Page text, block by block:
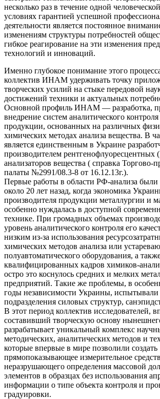
несколько раз в течение одной
условиях гарантией успешной
деятельности является постоянное
изменениям структуры потребностей
гибкое реагирование на эти изменения
технологий и инноваций.
Именно глубокое понимание этого
коллектив ИНАМ удерживать точку
творческих усилий на стыке передовой
достижений техники и актуальных
Основной профиль ИНАМ — разработка,
внедрение систем аналитического
продукции, основанных на различных
химических методах анализа вещества. В
является единственным в Украине
производителем
анализаторов вещества ( справка
палаты №2991/08.3-8 от 16.12.13г.).
Первые работы в области РФ-анализа были
около 20 лет назад, когда экономика
производителя продукции металлургии и
особенно нуждалась в доступной
технике. При громадных объемах
уровень аналитического контроля его
низким из-за использования
химических методов анализа или
полуавтоматического оборудования, а
квалифицированных кадров химиков-
остро это коснулось средних и мелких
предприятий. Такие же проблемы, в
годы независимости Украины, испытывали
подразделения силовых структур,
В этот период коллектив исследователей,
составивший творческую основу
разрабатывает уникальный комплекс
методических, аналитических методов и
которые впервые в мире позволили создать
прямопоказывающее измерительное
неразрушающего определения массовой
элементов в образцах без использования
информации о типе объекта контроля и
градуировки.